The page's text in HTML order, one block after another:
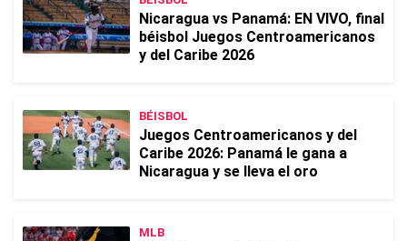
Nicaragua vs Panamá: EN VIVO, final
béisbol Juegos Centroamericanos
y del Caribe 2026
BÉISBOL
Juegos Centroamericanos y del
Caribe 2026: Panamá le gana a
Nicaragua y se lleva el oro
MLB